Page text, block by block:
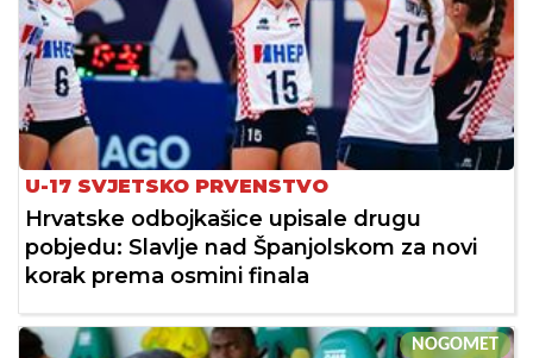
U-17 SVJETSKO PRVENSTVO
Hrvatske odbojkašice upisale drugu
pobjedu: Slavlje nad Španjolskom za novi
korak prema osmini finala
NOGOMET